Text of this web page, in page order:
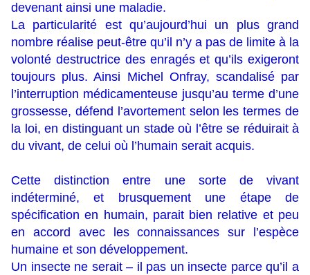
devenant ainsi une maladie.
La particularité est qu’aujourd’hui un plus grand
nombre réalise peut-être qu’il n’y a pas de limite à la
volonté destructrice des enragés et qu’ils exigeront
toujours plus. Ainsi Michel Onfray, scandalisé par
l’interruption médicamenteuse jusqu’au terme d’une
grossesse, défend l’avortement selon les termes de
la loi, en distinguant un stade où l’être se réduirait à
du vivant, de celui où l’humain serait acquis.
Cette distinction entre une sorte de vivant
indéterminé, et brusquement une étape de
spécification en humain, parait bien relative et peu
en accord avec les connaissances sur l’espèce
humaine et son développement.
Un insecte ne serait – il pas un insecte parce qu’il a